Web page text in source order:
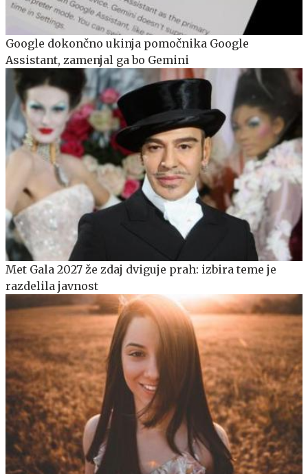
Google dokončno ukinja pomočnika Google
Assistant, zamenjal ga bo Gemini
Met Gala 2027 že zdaj dviguje prah: izbira teme je
razdelila javnost